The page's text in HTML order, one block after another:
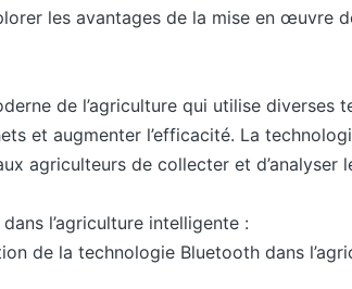
les avantages de la mise en œuvre
de l’agriculture qui utilise diverses
et augmenter l’efficacité. La
agriculteurs de collecter et d’analyser
l’agriculture intelligente :
de la technologie Bluetooth dans